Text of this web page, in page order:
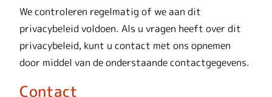
We controleren regelmatig of we aan dit
privacybeleid voldoen. Als u vragen heeft over dit
privacybeleid, kunt u contact met ons opnemen
door middel van de onderstaande contactgegevens.
Contact